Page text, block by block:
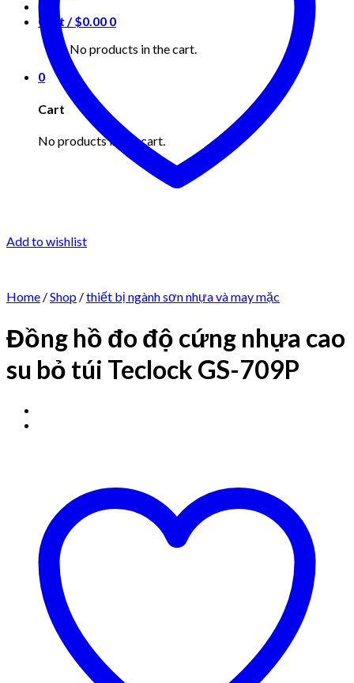
Cart /$0.00 0
No products in the cart.
0
Cart
No products in the cart.
Add to wishlist
Home /Shop /thiết bị ngành sơn nhựa và may mặc
Đồng hồ đo độ cứng nhựa cao
su bỏ túi Teclock GS-709P